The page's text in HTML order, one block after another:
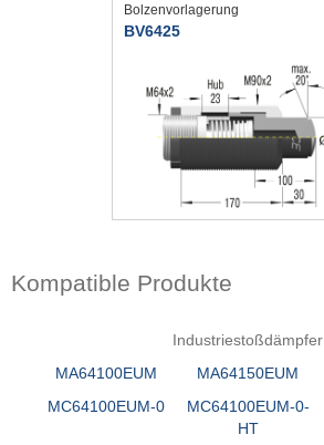
Bolzenvorlagerung
BV6425
Kompatible Produkte
Industriestoßdämpfer
MA64100EUM
MA64150EUM
MC64100EUM-0
MC64100EUM-0-
HT